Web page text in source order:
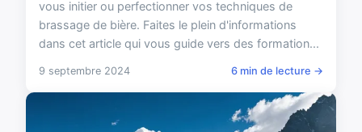
vous initier ou perfectionner vos techniques de
brassage de bière. Faites le plein d'informations
dans cet article qui vous guide vers des formation...
9 septembre 2024 6 min de lecture →